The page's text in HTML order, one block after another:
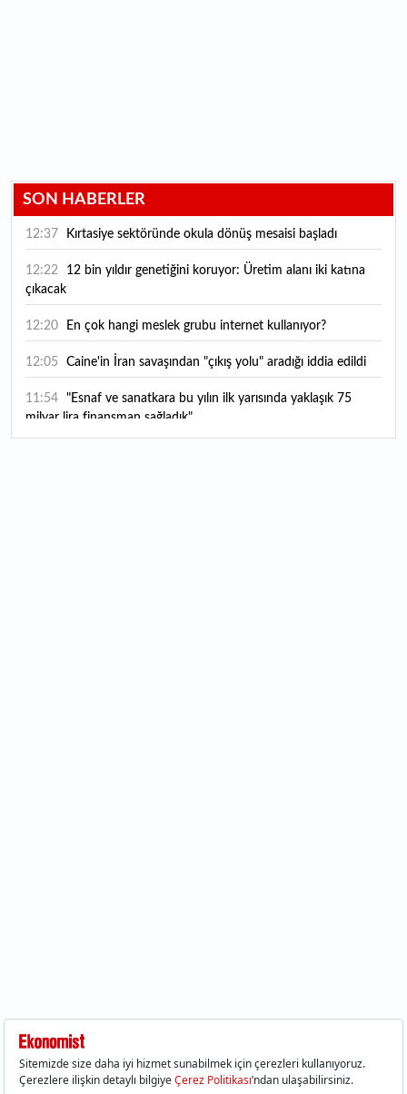
SON HABERLER
12:37 Kırtasiye sektöründe okula dönüş mesaisi başladı
12:22
çıkacak
12:20 En çok hangi meslek grubu internet kullanıyor?
12:05 Caine'in İran savaşından "çıkış yolu" aradığı iddia edildi
11:54
milyar lira finansman sağladık"